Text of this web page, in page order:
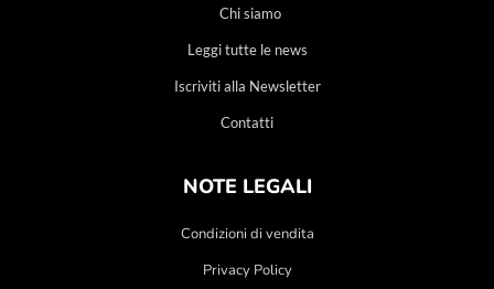
Chi siamo
Leggi tutte le news
Iscriviti alla Newsletter
Contatti
NOTE LEGALI
Condizioni di vendita
Privacy Policy